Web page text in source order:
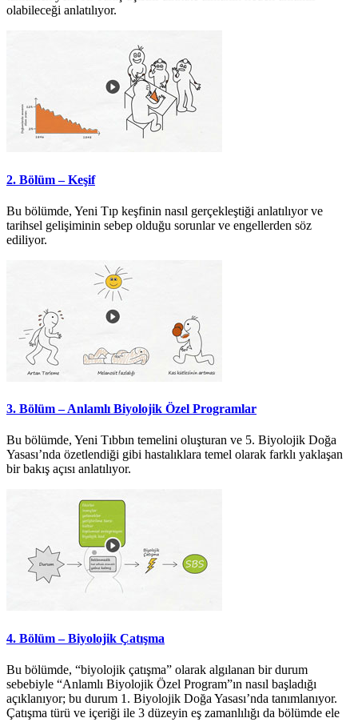
olabileceği anlatılıyor.
2. Bölüm – Keşif
Bu bölümde, Yeni Tıp keşfinin nasıl gerçekleştiği anlatılıyor ve
tarihsel gelişiminin sebep olduğu sorunlar ve engellerden söz
ediliyor.
3. Bölüm – Anlamlı Biyolojik Özel Programlar
Bu bölümde, Yeni Tıbbın temelini oluşturan ve 5. Biyolojik Doğa
Yasası’nda özetlendiği gibi hastalıklara temel olarak farklı yaklaşan
bir bakış açısı anlatılıyor.
4. Bölüm – Biyolojik Çatışma
Bu bölümde, “biyolojik çatışma” olarak algılanan bir durum
sebebiyle “Anlamlı Biyolojik Özel Program”ın nasıl başladığı
açıklanıyor; bu durum 1. Biyolojik Doğa Yasası’nda tanımlanıyor.
Çatışma türü ve içeriği ile 3 düzeyin eş zamanlılığı da bölümde ele